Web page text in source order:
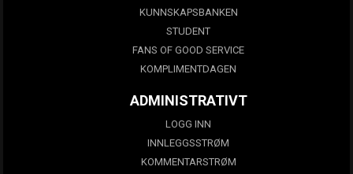
KUNNSKAPSBANKEN
STUDENT
FANS OF GOOD SERVICE
KOMPLIMENTDAGEN
ADMINISTRATIVT
LOGG INN
INNLEGGSSTRØM
KOMMENTARSTRØM